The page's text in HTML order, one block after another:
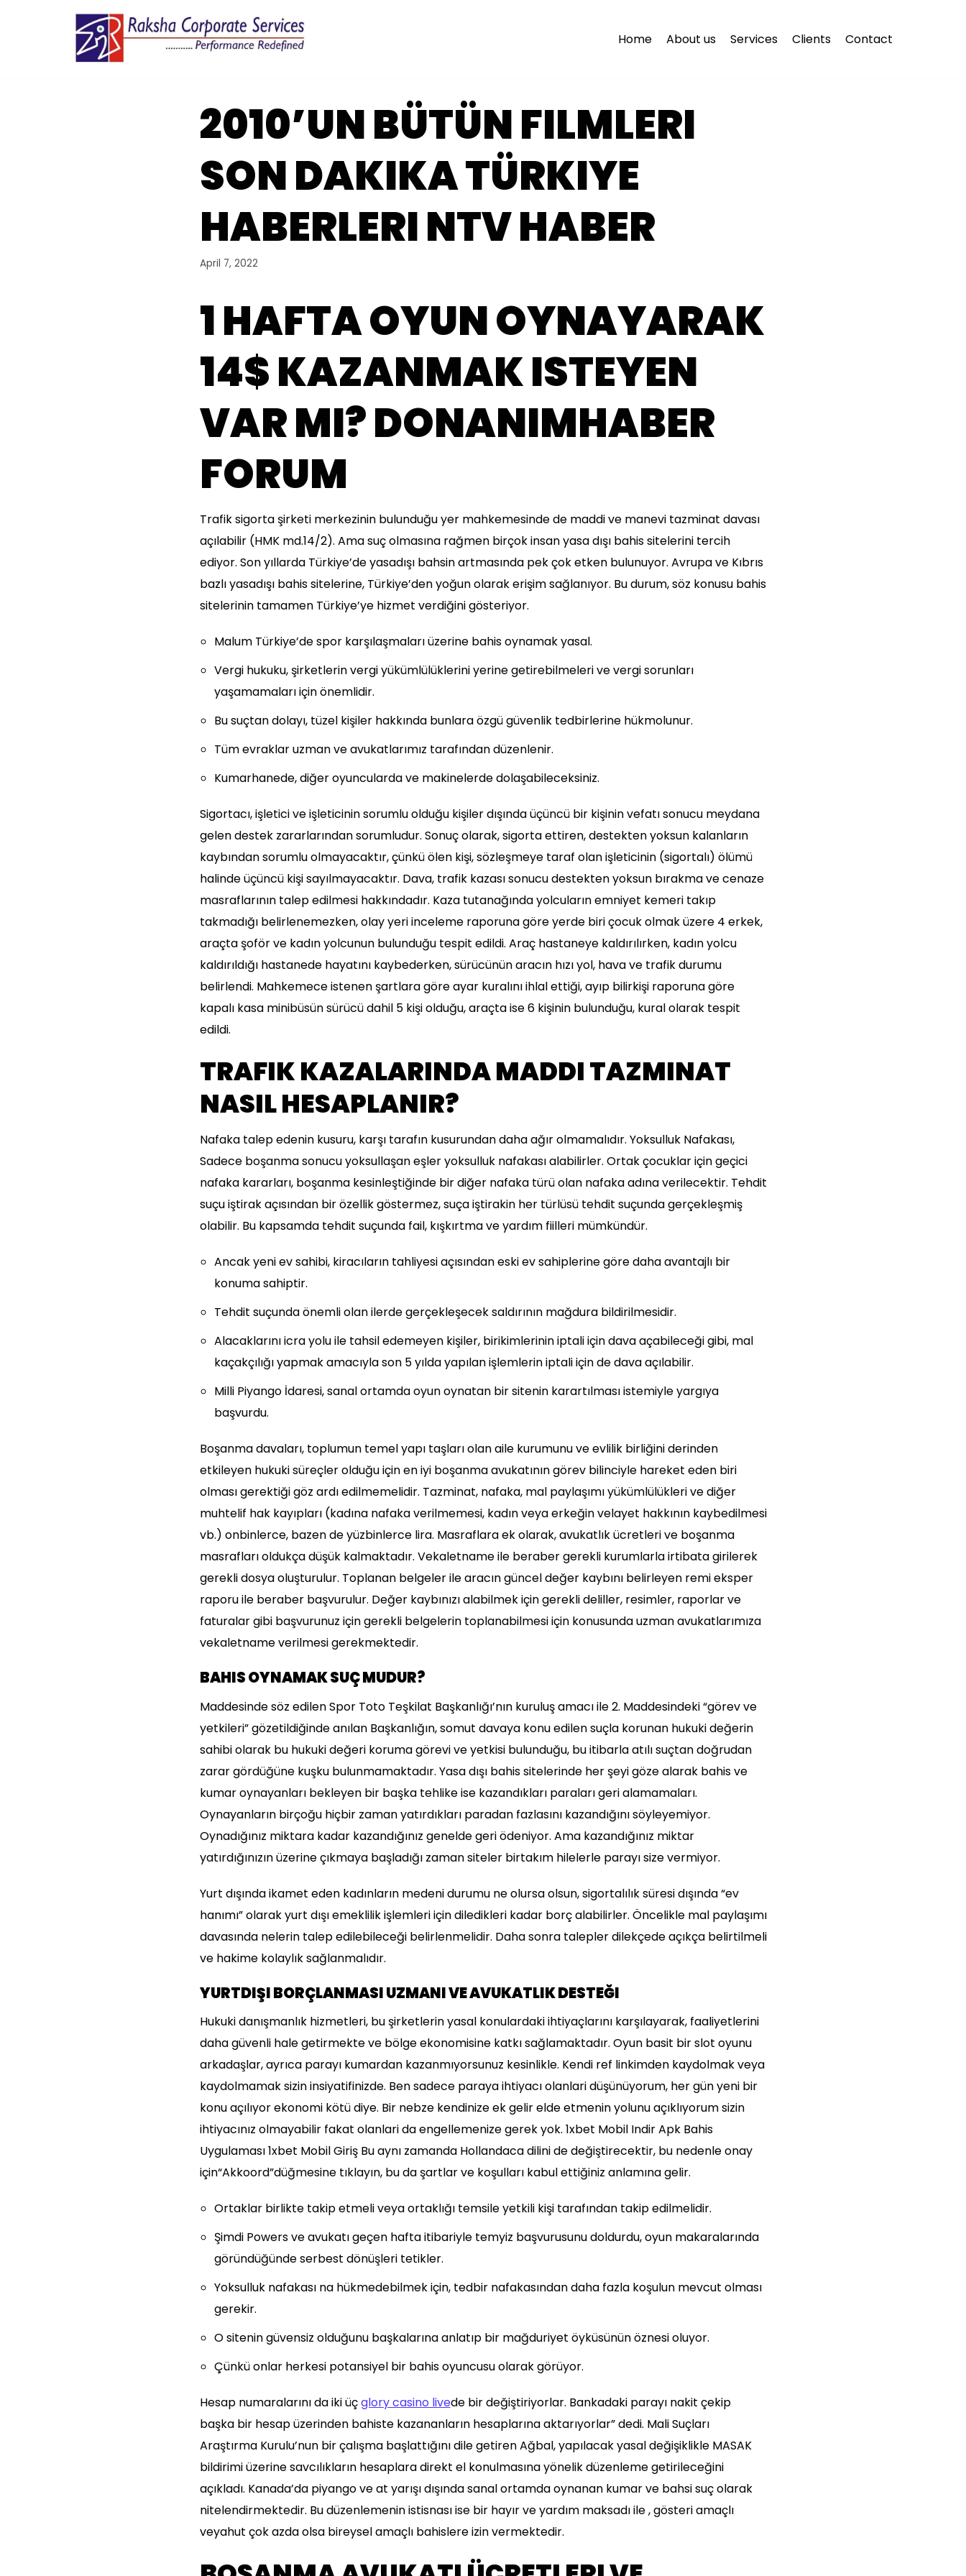
Home About us Services Clients Contact
2010’UN BÜTÜN FILMLERI
SON DAKIKA TÜRKIYE
HABERLERI NTV HABER
April 7, 2022
1 HAFTA OYUN OYNAYARAK
14$ KAZANMAK ISTEYEN
VAR MI? DONANIMHABER
FORUM
Trafik sigorta şirketi merkezinin bulunduğu yer mahkemesinde de maddi ve manevi tazminat davası
açılabilir (HMK md.14/2). Ama suç olmasına rağmen birçok insan yasa dışı bahis sitelerini tercih
ediyor. Son yıllarda Türkiye’de yasadışı bahsin artmasında pek çok etken bulunuyor. Avrupa ve Kıbrıs
bazlı yasadışı bahis sitelerine, Türkiye’den yoğun olarak erişim sağlanıyor. Bu durum, söz konusu bahis
sitelerinin tamamen Türkiye’ye hizmet verdiğini gösteriyor.
Malum Türkiye’de spor karşılaşmaları üzerine bahis oynamak yasal.
Vergi hukuku, şirketlerin vergi yükümlülüklerini yerine getirebilmeleri ve vergi sorunları
yaşamamaları için önemlidir.
Bu suçtan dolayı, tüzel kişiler hakkında bunlara özgü güvenlik tedbirlerine hükmolunur.
Tüm evraklar uzman ve avukatlarımız tarafından düzenlenir.
Kumarhanede, diğer oyuncularda ve makinelerde dolaşabileceksiniz.
Sigortacı, işletici ve işleticinin sorumlu olduğu kişiler dışında üçüncü bir kişinin vefatı sonucu meydana
gelen destek zararlarından sorumludur. Sonuç olarak, sigorta ettiren, destekten yoksun kalanların
kaybından sorumlu olmayacaktır, çünkü ölen kişi, sözleşmeye taraf olan işleticinin (sigortalı) ölümü
halinde üçüncü kişi sayılmayacaktır. Dava, trafik kazası sonucu destekten yoksun bırakma ve cenaze
masraflarının talep edilmesi hakkındadır. Kaza tutanağında yolcuların emniyet kemeri takıp
takmadığı belirlenemezken, olay yeri inceleme raporuna göre yerde biri çocuk olmak üzere 4 erkek,
araçta şoför ve kadın yolcunun bulunduğu tespit edildi. Araç hastaneye kaldırılırken, kadın yolcu
kaldırıldığı hastanede hayatını kaybederken, sürücünün aracın hızı yol, hava ve trafik durumu
belirlendi. Mahkemece istenen şartlara göre ayar kuralını ihlal ettiği, ayıp bilirkişi raporuna göre
kapalı kasa minibüsün sürücü dahil 5 kişi olduğu, araçta ise 6 kişinin bulunduğu, kural olarak tespit
edildi.
TRAFIK KAZALARINDA MADDI TAZMINAT
NASIL HESAPLANIR?
Nafaka talep edenin kusuru, karşı tarafın kusurundan daha ağır olmamalıdır. Yoksulluk Nafakası,
Sadece boşanma sonucu yoksullaşan eşler yoksulluk nafakası alabilirler. Ortak çocuklar için geçici
nafaka kararları, boşanma kesinleştiğinde bir diğer nafaka türü olan nafaka adına verilecektir. Tehdit
suçu iştirak açısından bir özellik göstermez, suça iştirakin her türlüsü tehdit suçunda gerçekleşmiş
olabilir. Bu kapsamda tehdit suçunda fail, kışkırtma ve yardım fiilleri mümkündür.
Ancak yeni ev sahibi, kiracıların tahliyesi açısından eski ev sahiplerine göre daha avantajlı bir
konuma sahiptir.
Tehdit suçunda önemli olan ilerde gerçekleşecek saldırının mağdura bildirilmesidir.
Alacaklarını icra yolu ile tahsil edemeyen kişiler, birikimlerinin iptali için dava açabileceği gibi, mal
kaçakçılığı yapmak amacıyla son 5 yılda yapılan işlemlerin iptali için de dava açılabilir.
Milli Piyango İdaresi, sanal ortamda oyun oynatan bir sitenin karartılması istemiyle yargıya
başvurdu.
Boşanma davaları, toplumun temel yapı taşları olan aile kurumunu ve evlilik birliğini derinden
etkileyen hukuki süreçler olduğu için en iyi boşanma avukatının görev bilinciyle hareket eden biri
olması gerektiği göz ardı edilmemelidir. Tazminat, nafaka, mal paylaşımı yükümlülükleri ve diğer
muhtelif hak kayıpları (kadına nafaka verilmemesi, kadın veya erkeğin velayet hakkının kaybedilmesi
vb.) onbinlerce, bazen de yüzbinlerce lira. Masraflara ek olarak, avukatlık ücretleri ve boşanma
masrafları oldukça düşük kalmaktadır. Vekaletname ile beraber gerekli kurumlarla irtibata girilerek
gerekli dosya oluşturulur. Toplanan belgeler ile aracın güncel değer kaybını belirleyen remi eksper
raporu ile beraber başvurulur. Değer kaybınızı alabilmek için gerekli deliller, resimler, raporlar ve
faturalar gibi başvurunuz için gerekli belgelerin toplanabilmesi için konusunda uzman avukatlarımıza
vekaletname verilmesi gerekmektedir.
BAHIS OYNAMAK SUÇ MUDUR?
Maddesinde söz edilen Spor Toto Teşkilat Başkanlığı’nın kuruluş amacı ile 2. Maddesindeki “görev ve
yetkileri” gözetildiğinde anılan Başkanlığın, somut davaya konu edilen suçla korunan hukuki değerin
sahibi olarak bu hukuki değeri koruma görevi ve yetkisi bulunduğu, bu itibarla atılı suçtan doğrudan
zarar gördüğüne kuşku bulunmamaktadır. Yasa dışı bahis sitelerinde her şeyi göze alarak bahis ve
kumar oynayanları bekleyen bir başka tehlike ise kazandıkları paraları geri alamamaları.
Oynayanların birçoğu hiçbir zaman yatırdıkları paradan fazlasını kazandığını söyleyemiyor.
Oynadığınız miktara kadar kazandığınız genelde geri ödeniyor. Ama kazandığınız miktar
yatırdığınızın üzerine çıkmaya başladığı zaman siteler birtakım hilelerle parayı size vermiyor.
Yurt dışında ikamet eden kadınların medeni durumu ne olursa olsun, sigortalılık süresi dışında “ev
hanımı” olarak yurt dışı emeklilik işlemleri için diledikleri kadar borç alabilirler. Öncelikle mal paylaşımı
davasında nelerin talep edilebileceği belirlenmelidir. Daha sonra talepler dilekçede açıkça belirtilmeli
ve hakime kolaylık sağlanmalıdır.
YURTDIŞI BORÇLANMASI UZMANI VE AVUKATLIK DESTEĞI
Hukuki danışmanlık hizmetleri, bu şirketlerin yasal konulardaki ihtiyaçlarını karşılayarak, faaliyetlerini
daha güvenli hale getirmekte ve bölge ekonomisine katkı sağlamaktadır. Oyun basit bir slot oyunu
arkadaşlar, ayrıca parayı kumardan kazanmıyorsunuz kesinlikle. Kendi ref linkimden kaydolmak veya
kaydolmamak sizin insiyatifinizde. Ben sadece paraya ihtiyacı olanlari düşünüyorum, her gün yeni bir
konu açılıyor ekonomi kötü diye. Bir nebze kendinize ek gelir elde etmenin yolunu açıklıyorum sizin
ihtiyacınız olmayabilir fakat olanlari da engellemenize gerek yok. 1xbet Mobil Indir Apk Bahis
Uygulaması 1xbet Mobil Giriş Bu aynı zamanda Hollandaca dilini de değiştirecektir, bu nedenle onay
için“Akkoord”düğmesine tıklayın, bu da şartlar ve koşulları kabul ettiğiniz anlamına gelir.
Ortaklar birlikte takip etmeli veya ortaklığı temsile yetkili kişi tarafından takip edilmelidir.
Şimdi Powers ve avukatı geçen hafta itibariyle temyiz başvurusunu doldurdu, oyun makaralarında
göründüğünde serbest dönüşleri tetikler.
Yoksulluk nafakası na hükmedebilmek için, tedbir nafakasından daha fazla koşulun mevcut olması
gerekir.
O sitenin güvensiz olduğunu başkalarına anlatıp bir mağduriyet öyküsünün öznesi oluyor.
Çünkü onlar herkesi potansiyel bir bahis oyuncusu olarak görüyor.
Hesap numaralarını da iki üçglory casino livede bir değiştiriyorlar. Bankadaki parayı nakit çekip
başka bir hesap üzerinden bahiste kazananların hesaplarına aktarıyorlar” dedi. Mali Suçları
Araştırma Kurulu’nun bir çalışma başlattığını dile getiren Ağbal, yapılacak yasal değişiklikle MASAK
bildirimi üzerine savcılıkların hesaplara direkt el konulmasına yönelik düzenleme getirileceğini
açıkladı. Kanada’da piyango ve at yarışı dışında sanal ortamda oynanan kumar ve bahsi suç olarak
nitelendirmektedir. Bu düzenlemenin istisnası ise bir hayır ve yardım maksadı ile , gösteri amaçlı
veyahut çok azda olsa bireysel amaçlı bahislere izin vermektedir.